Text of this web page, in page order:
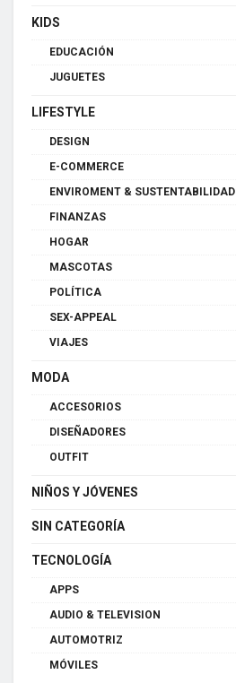
KIDS
EDUCACIÓN
JUGUETES
LIFESTYLE
DESIGN
E-COMMERCE
ENVIROMENT & SUSTENTABILIDAD
FINANZAS
HOGAR
MASCOTAS
POLÍTICA
SEX-APPEAL
VIAJES
MODA
ACCESORIOS
DISEÑADORES
OUTFIT
NIÑOS Y JÓVENES
SIN CATEGORÍA
TECNOLOGÍA
APPS
AUDIO & TELEVISION
AUTOMOTRIZ
MÓVILES